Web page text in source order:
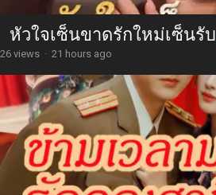
หัวใจเซ็นขาดรักใหม่เซ็นรับ
26 views · 21 hours ago